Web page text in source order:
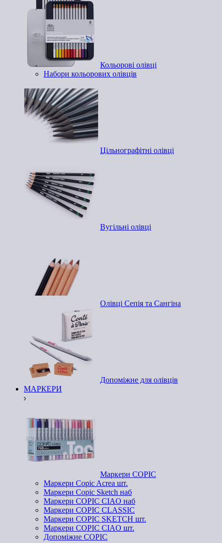
Кольорові олівці
Набори кольорових олівців
Цільнографітні олівці
Вугільні олівці
Олівці Сепія та Сангіна
Допоміжне для олівців
МАРКЕРИ
Маркери COPIC
Маркери Copic Acrea шт.
Маркери Copic Sketch наб
Маркери COPIC CIAO наб
Маркери COPIC CLASSIC
Маркери COPIC SKETCH шт.
Маркери COPIC CIAO шт.
Допоміжне COPIC